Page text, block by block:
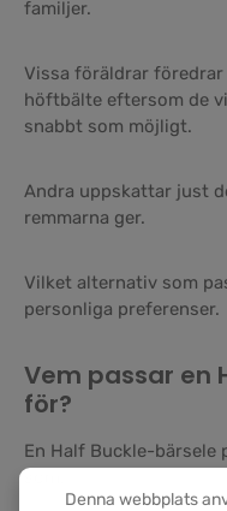
familjer.
Vissa föräldrar föredrar
höftbälte eftersom de
snabbt som möjligt.
Andra uppskattar just
remmarna ger.
Vilket alternativ som
personliga preferenser.
Vem passar en
för?
En Half Buckle-
som:
Denna webbplats